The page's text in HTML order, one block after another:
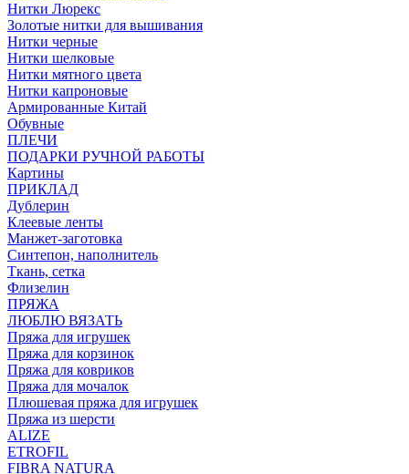
Нитки Люрекс
Золотые нитки для вышивания
Нитки черные
Нитки шелковые
Нитки мятного цвета
Нитки капроновые
Армированные Китай
Обувные
ПЛЕЧИ
ПОДАРКИ РУЧНОЙ РАБОТЫ
Картины
ПРИКЛАД
Дублерин
Клеевые ленты
Манжет-заготовка
Синтепон, наполнитель
Ткань, сетка
Флизелин
ПРЯЖА
ЛЮБЛЮ ВЯЗАТЬ
Пряжа для игрушек
Пряжа для корзинок
Пряжа для ковриков
Пряжа для мочалок
Плюшевая пряжа для игрушек
Пряжа из шерсти
ALIZE
ETROFIL
FIBRA NATURA